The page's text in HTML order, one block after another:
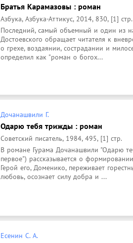
Братья Карамазовы : роман
Азбука, Азбука-Аттикус, 2014, 830, [1] стр.
Последний, самый объемный и один из
Достоевского обращает читателя к
о грехе, воздаянии, сострадании и
определил как "роман о богох...
Дочанашвили Г.
Одарю тебя трижды : роман
Советский писатель, 1984, 495, [1] стр.
В романе Гурама Дочанашвили "Одарю
первое") рассказывается о
Герой его, Доменико, переживает
любовь, осознает силу добра и ...
Есенин С. А.